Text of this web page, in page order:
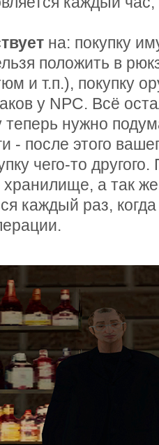
на: покупку
положить в
и т.п.), покупку
у NPC. Всё
теперь нужно
- после этого
чего-то
а так
каждый раз,